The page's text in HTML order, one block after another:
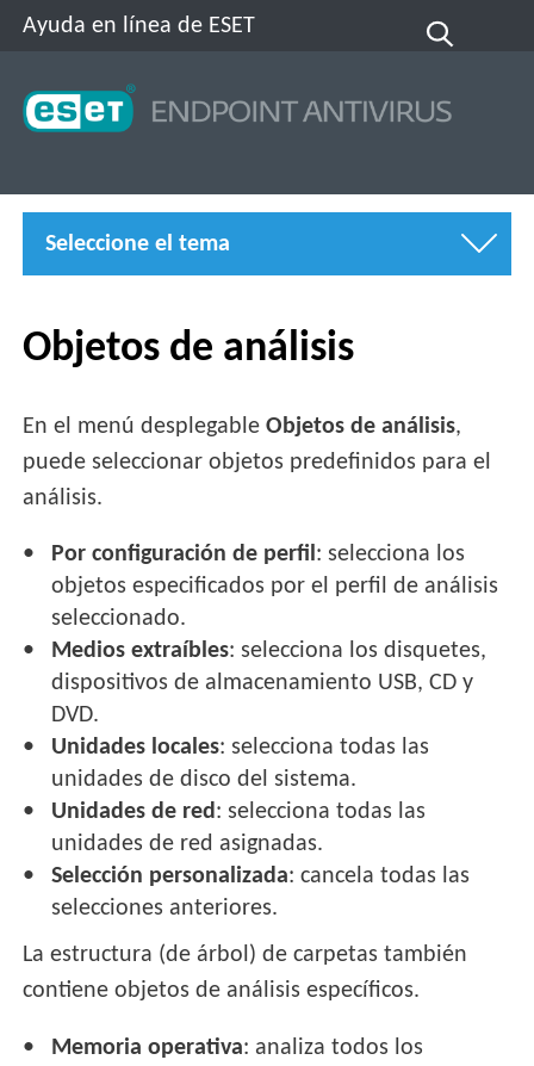
Ayuda en línea de ESET
Seleccione el tema
Objetos de análisis
En el menú desplegableObjetos de análisis,
puede seleccionar objetos predefinidos para el
análisis.
Por configuración de perfil: selecciona los
objetos especificados por el perfil de análisis
seleccionado.
Medios extraíbles: selecciona los disquetes,
dispositivos de almacenamiento USB, CD y
DVD.
Unidades locales: selecciona todas las
unidades de disco del sistema.
Unidades de red: selecciona todas las
unidades de red asignadas.
Selección personalizada: cancela todas las
selecciones anteriores.
La estructura (de árbol) de carpetas también
contiene objetos de análisis específicos.
Memoria operativa: analiza todos los